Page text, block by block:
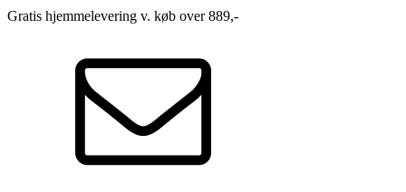
Gratis hjemmelevering v. køb over 889,-